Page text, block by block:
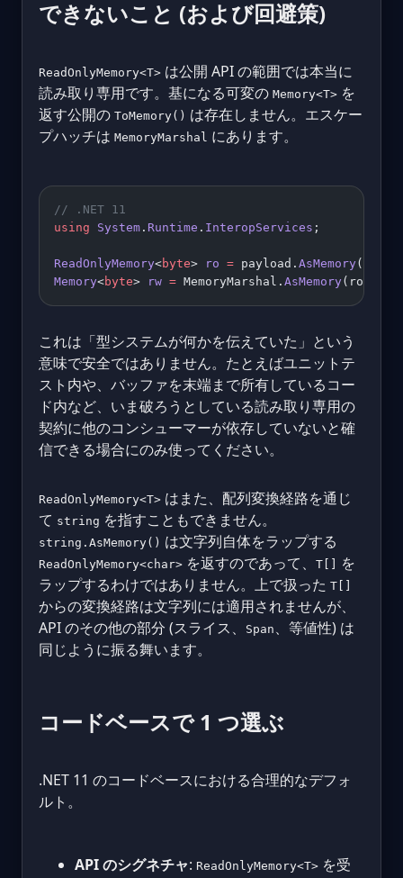
できないこと (および回避策)
ReadOnlyMemory<T> は公開 API の範囲では本当に
読み取り専用です。基になる可変の Memory<T> を
返す公開の ToMemory() は存在しません。エスケー
プハッチは MemoryMarshal にあります。
// .NET 11
using System . Runtime . InteropServices ;
ReadOnlyMemory<byte> ro = payload. AsMemory();
Memory<byte> rw = MemoryMarshal. AsMemory(ro);
これは「型システムが何かを伝えていた」という
意味で安全ではありません。たとえばユニットテ
スト内や、バッファを末端まで所有しているコー
ド内など、いま破ろうとしている読み取り専用の
契約に他のコンシューマーが依存していないと確
信できる場合にのみ使ってください。
ReadOnlyMemory<T> はまた、配列変換経路を通じ
て string を指すこともできません。
string.AsMemory() は文字列自体をラップする
ReadOnlyMemory<char> を返すのであって、 T[]
を
ラップするわけではありません。上で扱った T[]
からの変換経路は文字列には適用されませんが、
API のその他の部分 (スライス、
Span 、等値性) は
同じように振る舞います。
コードベースで 1 つ選ぶ
.NET 11 のコードベースにおける合理的なデフォ
ルト。
API のシグネチャ: ReadOnlyMemory<T> を受